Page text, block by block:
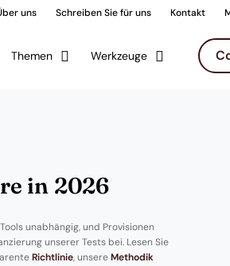
uns Schreiben Sie für uns Kontakt
Themen Werkzeuge
in 2026
unabhängig, und Provisionen
unserer Tests bei. Lesen Sie
Richtlinie, unsere Methodik